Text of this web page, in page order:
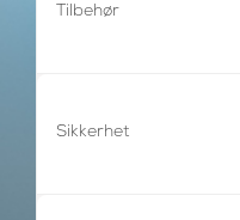
Tilbehør
Sikkerhet